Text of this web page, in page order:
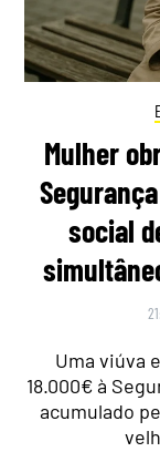
Mulher
social
Uma viúva
18.000€ à
acumulado